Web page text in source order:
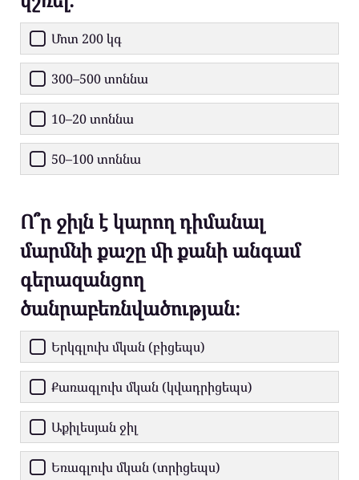
Մոտ 200 կգ
300–500 տոննա
10–20 տոննա
50–100 տոննա
Ո՞ր ջիլն է կարող դիմանալ
մարմնի քաշը մի քանի անգամ
գերազանցող
ծանրաբեռնվածության։
Երկգլուխ մկան (բիցեպս)
Քառագլուխ մկան (կվադրիցեպս)
Աքիլեսյան ջիլ
Եռագլուխ մկան (տրիցեպս)